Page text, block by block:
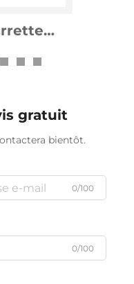
de
gratuit
bientôt.
0/100
0/100